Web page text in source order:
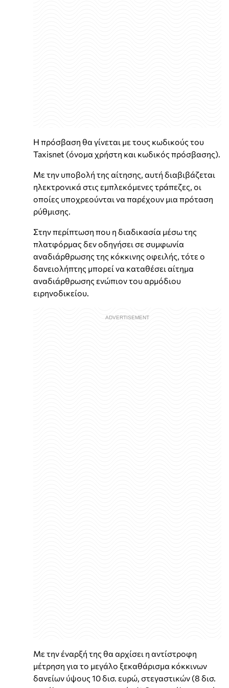
Η πρόσβαση θα γίνεται με τους κωδικούς του
Taxisnet (όνομα χρήστη και κωδικός πρόσβασης).
Με την υποβολή της αίτησης, αυτή διαβιβάζεται
ηλεκτρονικά στις εμπλεκόμενες τράπεζες, οι
οποίες υποχρεούνται να παρέχουν μια πρόταση
ρύθμισης.
Στην περίπτωση που η διαδικασία μέσω της
πλατφόρμας δεν οδηγήσει σε συμφωνία
αναδιάρθρωσης της κόκκινης οφειλής, τότε ο
δανειολήπτης μπορεί να καταθέσει αίτημα
αναδιάρθρωσης ενώπιον του αρμόδιου
ειρηνοδικείου.
Με την έναρξή της θα αρχίσει η αντίστροφη
μέτρηση για το μεγάλο ξεκαθάρισμα κόκκινων
δανείων ύψους 10 δισ. ευρώ, στεγαστικών (8 δισ.